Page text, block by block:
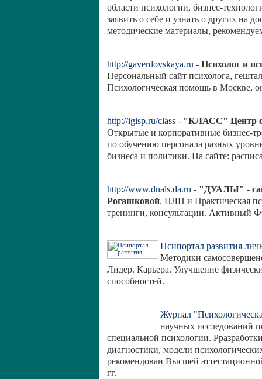
области психологии, бизнес-
заявить о себе и узнать о других на
методические материалы,
http://gaverdovskaya.ru - Психолог и
Персональный сайт психолога,
Психологическая помощь в Москве,
http://igisp.ru/class - "КЛАСС" Центр
Открытые и корпоративные бизнес-
по обучению персонала разных
бизнеса и политики. На сайте:
http://www.duals.da.ru - "ДУАЛЫ" -
Рогашковой. НЛП и Практическая
тренинги, консультации.
Псипортал развития
Методики
Лидер. Карьера. Улучшение
способностей.
Журнал
научных исследований
специальной психологии.
диагностики, модели
рекомендован Высшей
гг.